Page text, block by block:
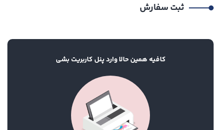
ثبت سفارش
کافیه همین حالا وارد پنل کاربریت بشی